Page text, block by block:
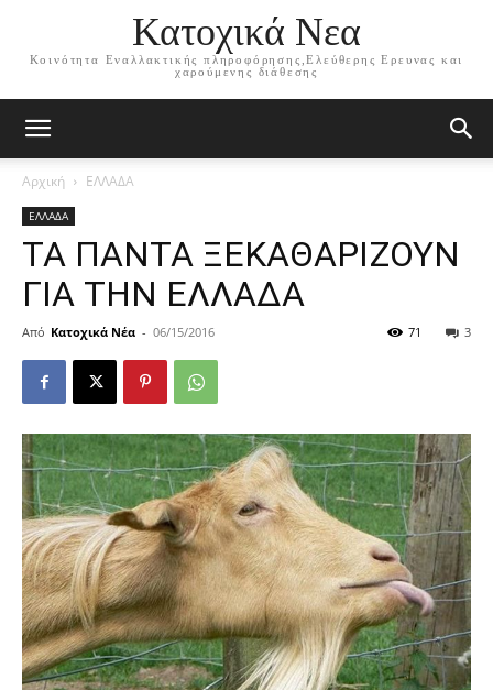
Κατοχικά Νεα
Κοινότητα Εναλλακτικής πληροφόρησης,Ελεύθερης Ερευνας και
χαρούμενης διάθεσης
Αρχική ΕΛΛΑΔΑ
ΕΛΛΑΔΑ
ΤΑ ΠΑΝΤΑ ΞΕΚΑΘΑΡΙΖΟΥΝ
ΓΙΑ ΤΗΝ ΕΛΛΑΔΑ
Από Κατοχικά Νέα - 06/15/2016 3
71